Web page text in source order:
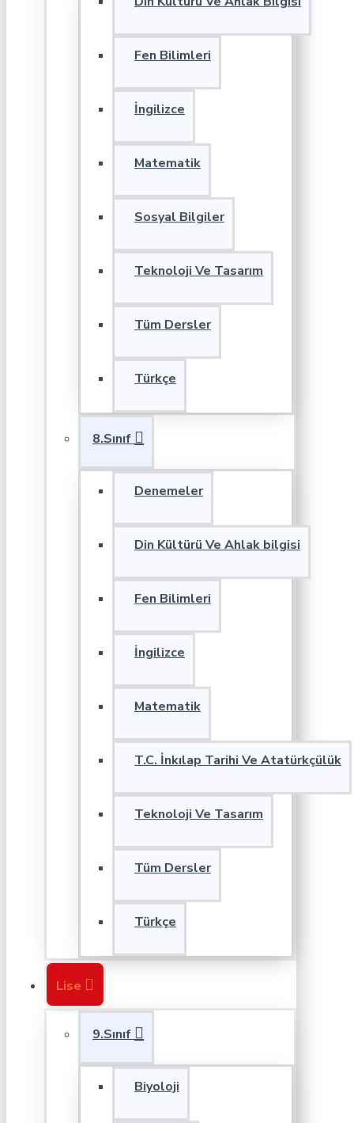
Fen Bilimleri
İngilizce
Matematik
Sosyal Bilgiler
Teknoloji Ve Tasarım
Tüm Dersler
Türkçe
8.Sınıf
Denemeler
Din Kültürü Ve Ahlak bilgisi
Fen Bilimleri
İngilizce
Matematik
T.C. İnkılap Tarihi Ve Atatürkçülük
Teknoloji Ve Tasarım
Tüm Dersler
Türkçe
Lise
9.Sınıf
Biyoloji